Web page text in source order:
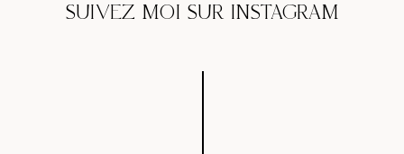
SUIVEZ MOI SUR INSTAGRAM